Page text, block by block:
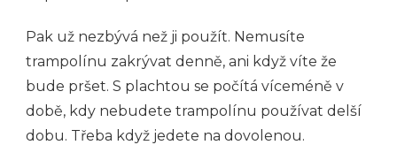
Pak už nezbývá než ji použít. Nemusíte
trampolínu zakrývat denně, ani když víte že
bude pršet. S plachtou se počítá víceméně v
době, kdy nebudete trampolínu používat delší
dobu. Třeba když jedete na dovolenou.